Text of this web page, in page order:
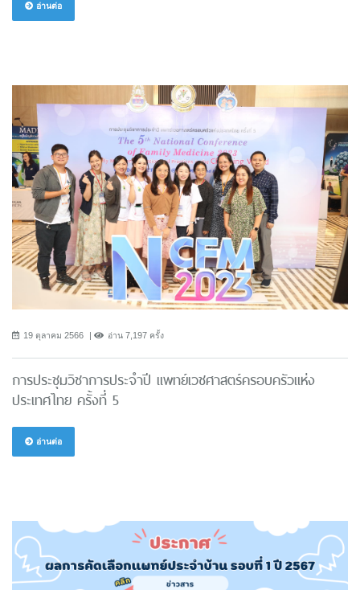
อ่านต่อ
19 ตุลาคม 2566 อ่าน 7,197 ครั้ง
การประชุมวิชาการประจำปี แพทย์เวชศาสตร์ครอบครัวแห่ง
ประเทศไทย ครั้งที่ 5
อ่านต่อ